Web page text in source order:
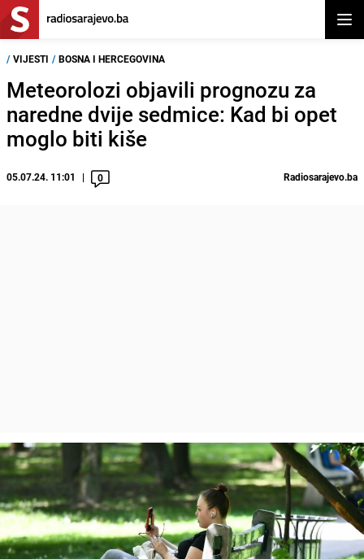
/ VIJESTI / BOSNA I HERCEGOVINA
Meteorolozi objavili prognozu za
naredne dvije sedmice: Kad bi opet
moglo biti kiše
05.07.24. 11:01 0 Radiosarajevo.ba